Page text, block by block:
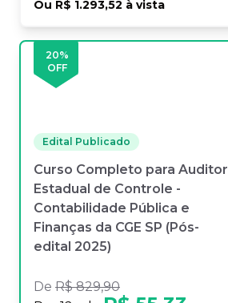
Ou R$ 1.293,52 à vista
20%
OFF
Edital Publicado
Curso Completo para Auditor
Estadual de Controle -
Contabilidade Pública e
Finanças da CGE SP (Pós-
edital 2025)
De R$ 829,90